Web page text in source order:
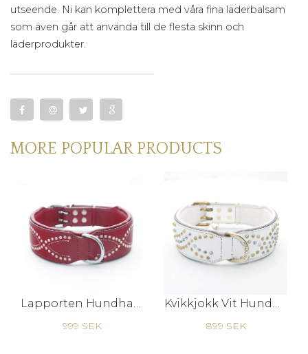
utseende. Ni kan komplettera med våra fina läderbalsam
som även går att använda till de flesta skinn och
läderprodukter.
MORE POPULAR PRODUCTS
Lapporten Hundhalsband
999 SEK
Kvikkjokk Vit Hundhalsband
899 SEK